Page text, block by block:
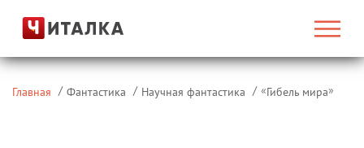
Главная Фантастика Научная фантастика «Гибель мира»